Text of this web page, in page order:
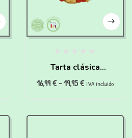
Tarta clásica
hipoalergénica para
16,99€ - 19,95€ IVA incluido